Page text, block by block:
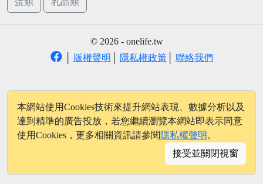
© 2026 - onelife.tw
版權聲明 隱私權政策│ 聯絡我們
本網站使用Cookies技術來提升網站表現、數據分析以及
達到精準的廣告投放，若您繼續瀏覽本網站即表示同意
使用Cookies，更多相關資訊請參閱 隱私權聲明 。
接受並關閉視窗